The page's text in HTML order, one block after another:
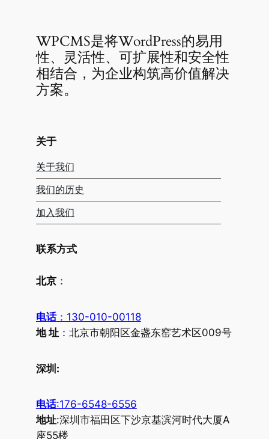
WPCMS是将WordPress的易用
性、灵活性、可扩展性和安全性
相结合，为企业构筑高价值解决
方案。
关于
关于我们
我们的历史
加入我们
联系方式
北京：
电话：130-010-00118
地 址：北京市朝阳区金盏东窑艺术区009号
深圳:
电话:176-6548-6556
地址:深圳市福田区下沙京基滨河时代大厦A
座55楼